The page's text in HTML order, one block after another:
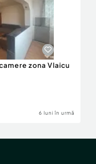
zona Vlaicu
6 luni în urmă